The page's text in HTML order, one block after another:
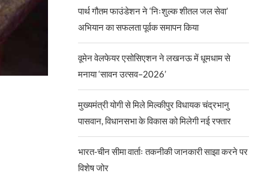
पार्थ गौतम फाउंडेशन ने ‘निःशुल्क शीतल जल सेवा’
अभियान का सफलता पूर्वक समापन किया
वूमेन वेलफेयर एसोसिएशन ने लखनऊ में धूमधाम से
मनाया ‘सावन उत्सव–2026’
मुख्यमंत्री योगी से मिले मिल्कीपुर विधायक चंद्रभानु
पासवान, विधानसभा के विकास को मिलेगी नई रफ्तार
भारत-चीन सीमा वार्ताः तकनीकी जानकारी साझा करने पर
विशेष जोर